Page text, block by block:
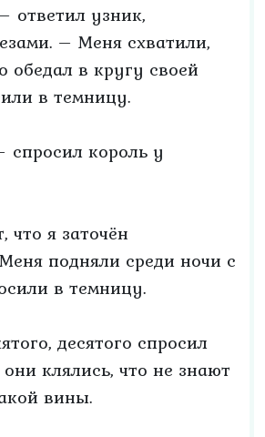
ответил узник,
– Меня схватили,
обедал в кругу своей
в темницу.
король у
я заточён
подняли среди ночи с
в темницу.
десятого спросил
клялись, что не знают
вины.